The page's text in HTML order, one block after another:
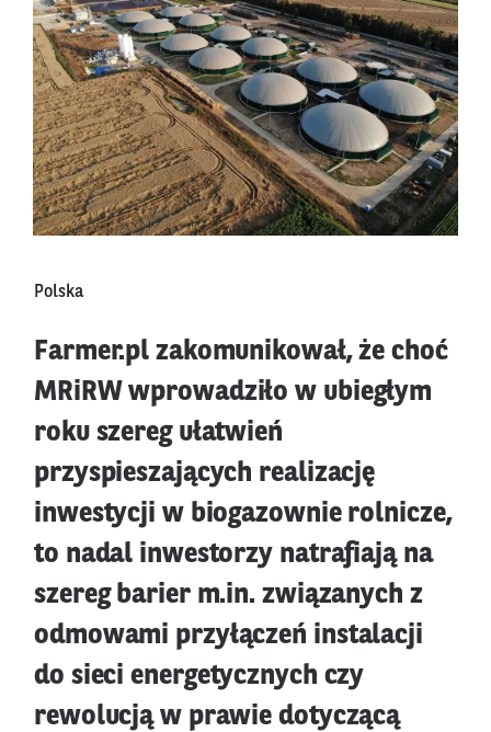
Polska
Farmer.pl zakomunikował, że choć
MRiRW wprowadziło w ubiegłym
roku szereg ułatwień
przyspieszających realizację
inwestycji w biogazownie rolnicze,
to nadal inwestorzy natrafiają na
szereg barier m.in. związanych z
odmowami przyłączeń instalacji
do sieci energetycznych czy
rewolucją w prawie dotyczącą